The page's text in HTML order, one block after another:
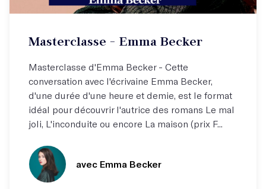
Masterclasse - Emma Becker
Masterclasse d'Emma Becker - Cette
conversation avec l'écrivaine Emma Becker,
d'une durée d'une heure et demie, est le format
idéal pour découvrir l'autrice des romans Le mal
joli, L'inconduite ou encore La maison (prix F...
avec Emma Becker